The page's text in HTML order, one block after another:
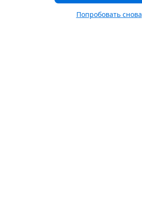
Попробовать снова